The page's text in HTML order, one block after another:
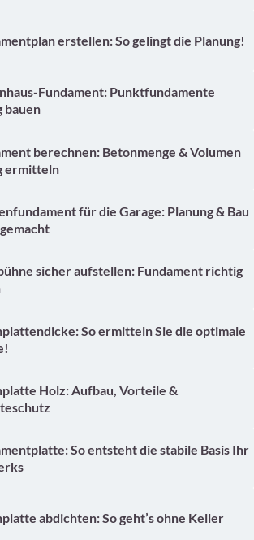
erstellen: So gelingt die Planung!
Fundament: Punktfundamente
bauen
berechnen: Betonmenge & Volumen
ermitteln
für die Garage: Planung & Bau
sicher aufstellen: Fundament richtig
So ermitteln Sie die optimale
Holz: Aufbau, Vorteile &
So entsteht die stabile Basis Ihr
abdichten: So geht’s ohne Keller